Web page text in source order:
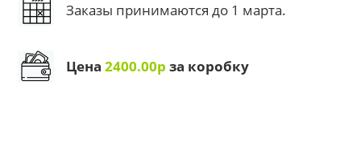
Заказы принимаются до 1 марта.
Цена2400.00р за коробку